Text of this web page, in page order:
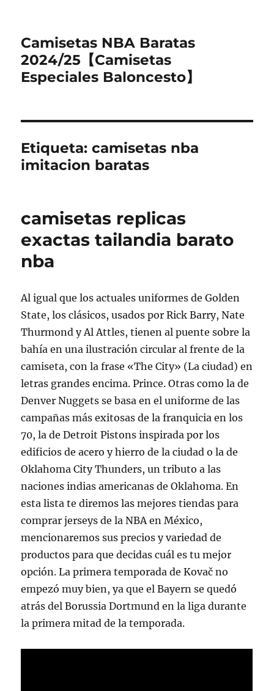
Camisetas NBA Baratas
2024/25【Camisetas
Especiales Baloncesto】
Etiqueta:camisetas nba
imitacion baratas
camisetas replicas
exactas tailandia barato
nba
Al igual que los actuales uniformes de Golden
State, los clásicos, usados por Rick Barry, Nate
Thurmond y Al Attles, tienen al puente sobre la
bahía en una ilustración circular al frente de la
camiseta, con la frase «The City» (La ciudad) en
letras grandes encima. Prince. Otras como la de
Denver Nuggets se basa en el uniforme de las
campañas más exitosas de la franquicia en los
70, la de Detroit Pistons inspirada por los
edificios de acero y hierro de la ciudad o la de
Oklahoma City Thunders, un tributo a las
naciones indias americanas de Oklahoma. En
esta lista te diremos las mejores tiendas para
comprar jerseys de la NBA en México,
mencionaremos sus precios y variedad de
productos para que decidas cuál es tu mejor
opción. La primera temporada de Kovač no
empezó muy bien, ya que el Bayern se quedó
atrás del Borussia Dortmund en la liga durante
la primera mitad de la temporada.